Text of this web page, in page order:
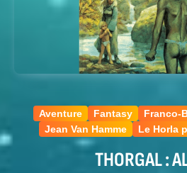
Aventure Fantasy
Franco-
Jean Van Hamme
Le Horla
THORGAL :